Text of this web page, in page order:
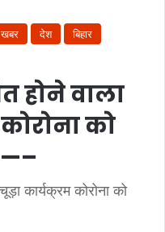
खबर देश
बिहार
होने वाला
को
कार्यक्रम कोरोना को